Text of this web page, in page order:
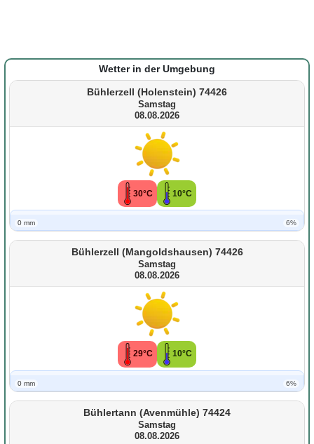
Wetter in der Umgebung
Bühlerzell (Holenstein) 74426
Samstag
08.08.2026
30°C 10°C
0 mm 6%
Bühlerzell (Mangoldshausen) 74426
Samstag
08.08.2026
29°C 10°C
0 mm 6%
Bühlertann (Avenmühle) 74424
Samstag
08.08.2026